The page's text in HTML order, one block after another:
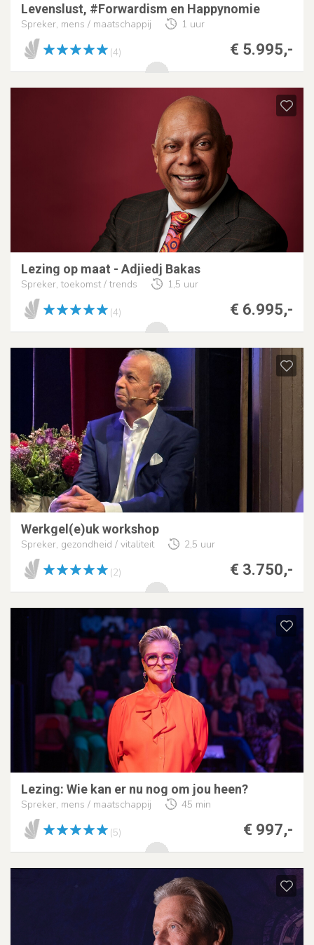
Levenslust, #Forwardism en Happynomie
Spreker, mens / maatschappij 1 uur
€ 5.995,-
(4)
Lezing op maat - Adjiedj Bakas
Spreker, toekomst / trends 1,5 uur
€ 6.995,-
(4)
Werkgel(e)uk workshop
Spreker, gezondheid / vitaliteit 2,5 uur
€ 3.750,-
(2)
Lezing: Wie kan er nu nog om jou heen?
Spreker, mens / maatschappij 45 min
€ 997,-
(5)